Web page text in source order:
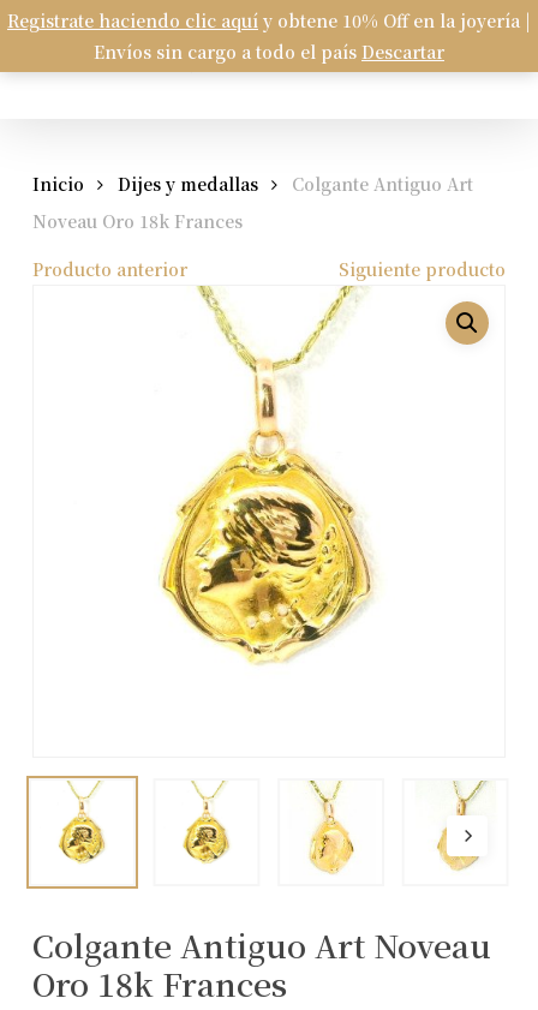
Registrate haciendo clic aquí y obtene 10% Off en la joyería |
Envíos sin cargo a todo el país Descartar
Skip
main
search
Carrito Cart
Inicio Dijes y medallas
Colgante Antiguo Art
Noveau Oro 18k Frances
Producto anterior
Siguiente producto
Colgante Antiguo Art Noveau
Oro 18k Frances